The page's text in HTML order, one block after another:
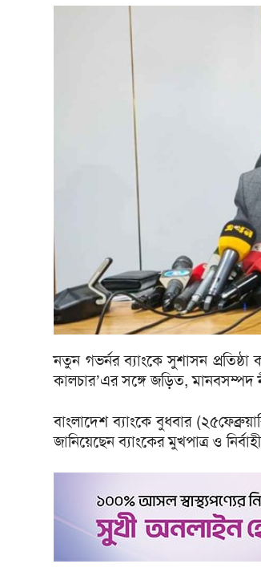
নতুন গভর্নর ব্যাংকে সুশাসন
কালচার’এর সঙ্গে জড়িত, মানবসম্পদ
বাংলাদেশ ব্যাংকে বুধবার
জানিয়েছেন ব্যাংকের মুখপাত্র ও